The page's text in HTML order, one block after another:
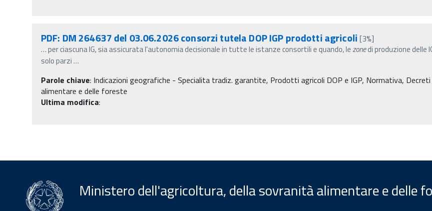
PDF: DM 264637 del 03.06.2026 consorzi tutela DOP IGP prodotti agricoli [3%]
…per ciascuna IG, sia assicurata l'autonomia decisionale in tutte le istanze consortili e quando, lezonedi produzione delle
solo parzi…
Parole chiave: Indicazioni geografiche - Specialita tradiz. garantite, Prodotti agricoli DOP e IGP, Normativa,
alimentare e delle foreste
Ultima modifica:
Ministero dell'agricoltura, della sovranità alimentare e delle